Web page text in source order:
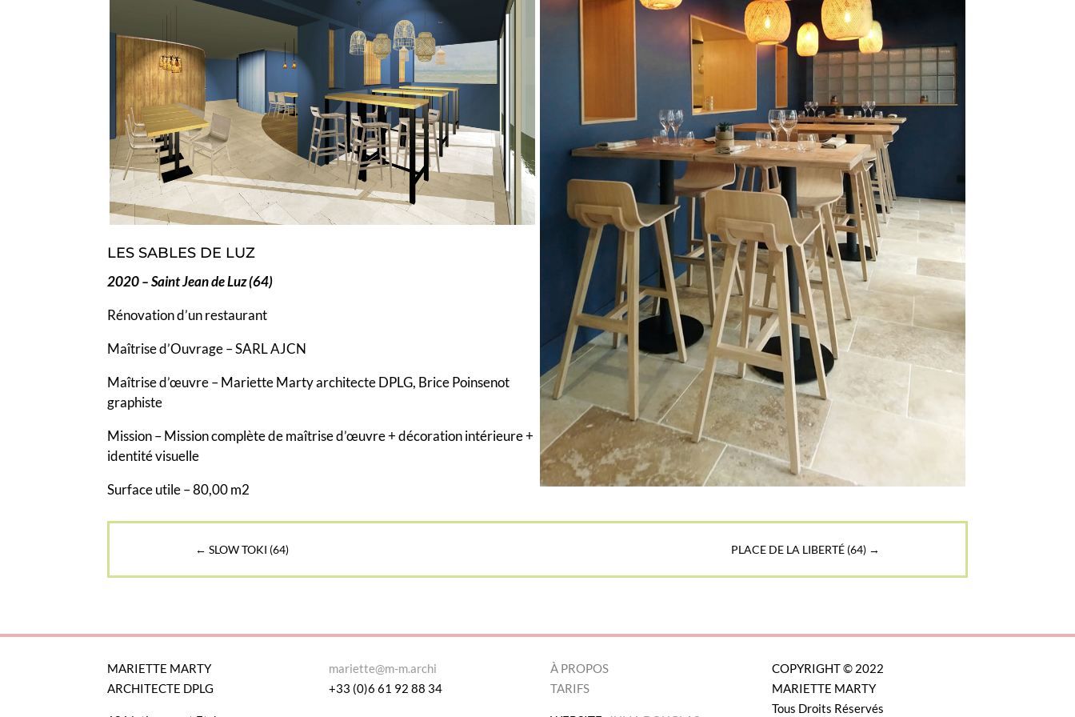
LES SABLES DE LUZ
2020 – Saint Jean de Luz (64)
Rénovation d’un restaurant
Maîtrise d’Ouvrage – SARL AJCN
Maîtrise d’œuvre – Mariette Marty architecte DPLG, Brice Poinsenot
graphiste
Mission – Mission complète de maîtrise d’œuvre + décoration intérieure +
identité visuelle
Surface utile – 80,00 m2
←SLOW TOKI (64) PLACE DE LA LIBERTÉ (64)→
MARIETTE MARTY
ARCHITECTE DPLG
mariette@m-m.archi
+33 (0)6 61 92 88 34
À PROPOS
TARIFS
COPYRIGHT © 2022
MARIETTE MARTY
Tous Droits Réservés